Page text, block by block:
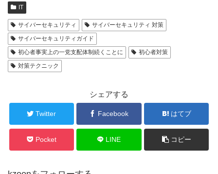
IT
サイバーセキュリティ
サイバーセキュリティ 対策
サイバーセキュリティガイド
初心者事実上の一党支配体制続くことに
初心者対策
対策テクニック
シェアする
Twitter Facebook はてブ
Pocket LINE コピー